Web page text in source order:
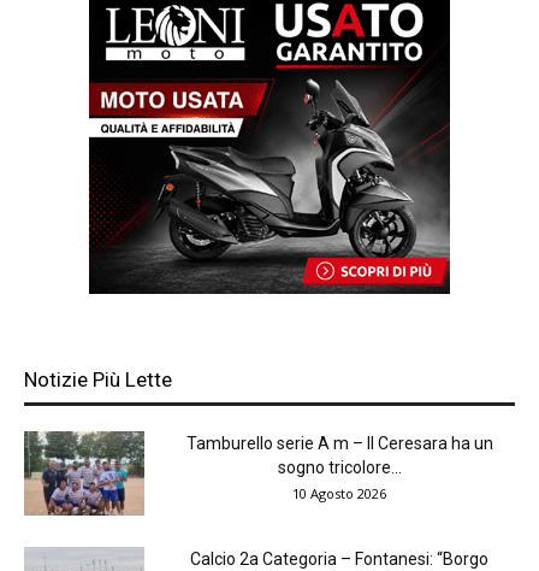
Notizie Più Lette
Tamburello serie A m – Il Ceresara ha un
sogno tricolore...
10 Agosto 2026
Calcio 2a Categoria – Fontanesi: “Borgo